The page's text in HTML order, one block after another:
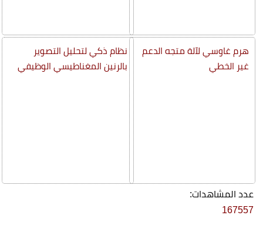
هرم غاوسي لآلة متجه الدعم
غير الخطي
نظام ذكي لتحليل التصوير
بالرنين المغناطيسي الوظيفي
عدد المشاهدات:
167557